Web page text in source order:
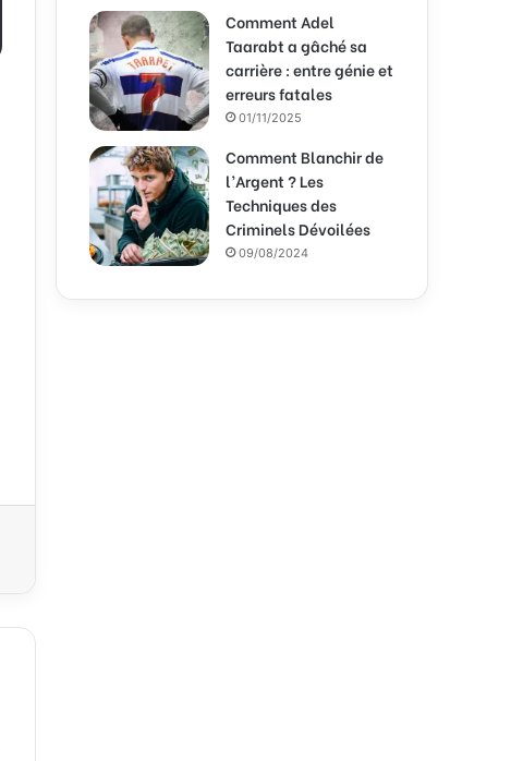
Comment Adel
Taarabt a gâché sa
carrière : entre génie et
erreurs fatales
01/11/2025
Comment Blanchir de
l’Argent ? Les
Techniques des
Criminels Dévoilées
09/08/2024